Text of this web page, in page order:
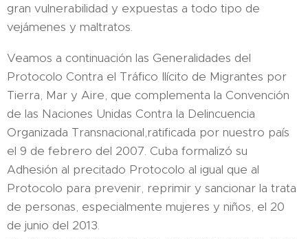
gran vulnerabilidad y expuestas a todo tipo de
vejámenes y maltratos.
Veamos a continuación las Generalidades del
Protocolo Contra el Tráfico Ilícito de Migrantes por
Tierra, Mar y Aire, que complementa la Convención
de las Naciones Unidas Contra la Delincuencia
Organizada Transnacional,ratificada por nuestro país
el 9 de febrero del 2007. Cuba formalizó su
Adhesión al precitado Protocolo al igual que al
Protocolo para prevenir, reprimir y sancionar la trata
de personas, especialmente mujeres y niños, el 20
de junio del 2013.